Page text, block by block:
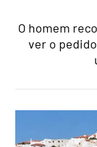
O homem
ver o